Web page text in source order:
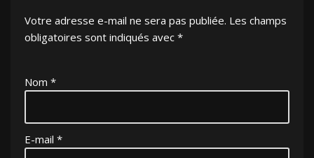
Votre adresse e-mail ne sera pas publiée. Les champs
obligatoires sont indiqués avec *
Nom *
E-mail *